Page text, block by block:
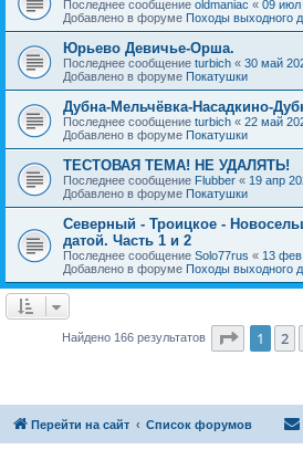
Последнее сообщение oldmaniac « 09 июл
Добавлено в форуме Походы выходного
Юрьево Девичье-Орша.
Последнее сообщение turbich « 30 май
Добавлено в форуме Покатушки
Дубна-Мельчёвка-Насадкино-
Последнее сообщение turbich « 22 май
Добавлено в форуме Покатушки
ТЕСТОВАЯ ТЕМА! НЕ УДАЛЯТЬ!
Последнее сообщение Flubber « 19 апр
Добавлено в форуме Покатушки
Северный - Троицкое -
датой. Часть 1 и 2
Последнее сообщение Solo77rus « 13 фев
Добавлено в форуме Походы выходного
Найдено 166 результатов 1 2
Перейти на сайт Список форумов